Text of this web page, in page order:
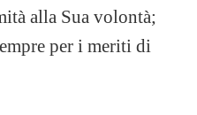
alla Sua volontà;
per i meriti di